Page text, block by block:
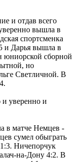
и отдав всего
вышла в
спортсменка
и Дарья вышла в
юниорской сборной
но
Светличной. В
уверенно и
в матче Немцев -
сумел обыграть
Ничепорчук
на-Дону 4:2. В